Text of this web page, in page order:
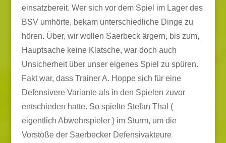
einsatzbereit. Wer sich vor dem Spiel im Lager des
BSV umhörte, bekam unterschiedliche Dinge zu
hören. Über, wir wollen Saerbeck ärgern, bis zum,
Hauptsache keine Klatsche, war doch auch
Unsicherheit über unser eigenes Spiel zu spüren.
Fakt war, dass Trainer A. Hoppe sich für eine
Defensivere Variante als in den Spielen zuvor
entschieden hatte. So spielte Stefan Thal (
eigentlich Abwehrspieler ) im Sturm, um die
Vorstöße der Saerbecker Defensivakteure